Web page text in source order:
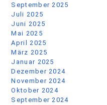
September 2025
Juli 2025
Juni 2025
Mai 2025
April 2025
März 2025
Januar 2025
Dezember 2024
November 2024
Oktober 2024
September 2024